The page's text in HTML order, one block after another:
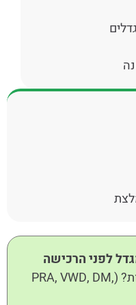
לפני הרכישה
האם ההורים עברו בדיקות גנטיות? (PRA, VWD, DM,